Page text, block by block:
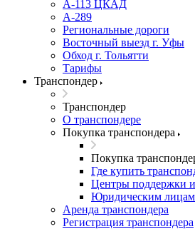
А-113 ЦКАД
А-289
Региональные дороги
Восточный выезд г. Уфы
Обход г. Тольятти
Тарифы
Транспондер
Транспондер
О транспондере
Покупка транспондера
Покупка
Где купить
Центры поддержки
Юридическим лицам
Аренда транспондера
Регистрация транспондера